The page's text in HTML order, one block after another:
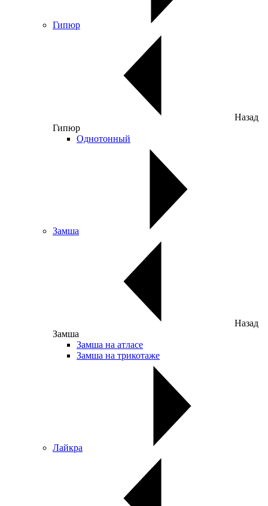
Гипюр
Назад
Гипюр
Однотонный
Замша
Назад
Замша
Замша на атласе
Замша на трикотаже
Лайкра